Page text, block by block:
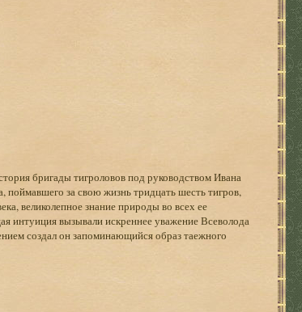
бригады тигроловов под руководством Ивана
поймавшего за свою жизнь тридцать шесть тигров,
великолепное знание природы во всех ее
интуиция вызывали искреннее уважение Всеволода
создал он запоминающийся образ таежного